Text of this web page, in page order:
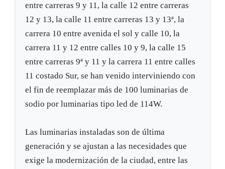
entre carreras 9 y 11, la calle 12 entre carreras
12 y 13, la calle 11 entre carreras 13 y 13ª, la
carrera 10 entre avenida el sol y calle 10, la
carrera 11 y 12 entre calles 10 y 9, la calle 15
entre carreras 9ª y 11 y la carrera 11 entre calles
11 costado Sur, se han venido interviniendo con
el fin de reemplazar más de 100 luminarias de
sodio por luminarias tipo led de 114W.
Las luminarias instaladas son de última
generación y se ajustan a las necesidades que
exige la modernización de la ciudad, entre las